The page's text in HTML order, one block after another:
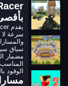
سرعة لا
سباق
الوقود